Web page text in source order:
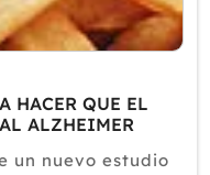
HACER QUE EL
ALZHEIMER
un nuevo estudio